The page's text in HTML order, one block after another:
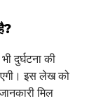
दुर्घटना की
इस लेख को
मिल